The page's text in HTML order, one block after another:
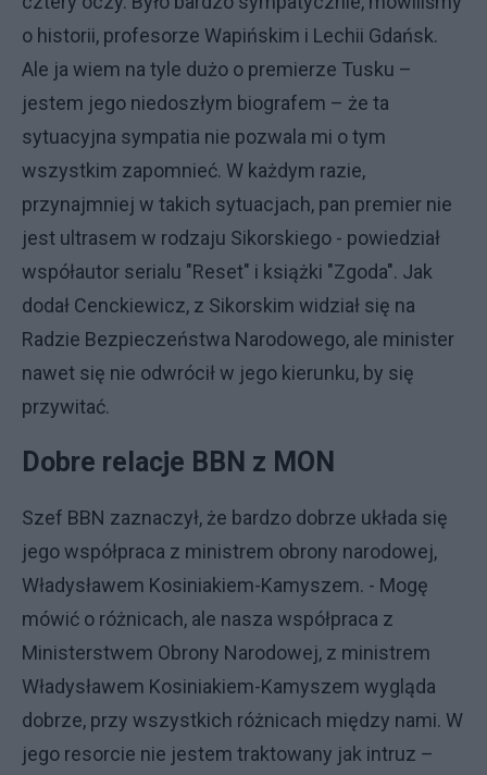
o historii, profesorze Wapińskim i Lechii Gdańsk.
Ale ja wiem na tyle dużo o premierze Tusku –
jestem jego niedoszłym biografem – że ta
sytuacyjna sympatia nie pozwala mi o tym
wszystkim zapomnieć. W każdym razie,
przynajmniej w takich sytuacjach, pan premier nie
jest ultrasem w rodzaju Sikorskiego - powiedział
współautor serialu "Reset" i książki "Zgoda". Jak
dodał Cenckiewicz, z Sikorskim widział się na
Radzie Bezpieczeństwa Narodowego, ale minister
nawet się nie odwrócił w jego kierunku, by się
przywitać.
Dobre relacje BBN z MON
Szef BBN zaznaczył, że bardzo dobrze układa się
jego współpraca z ministrem obrony narodowej,
Władysławem Kosiniakiem-Kamyszem. - Mogę
mówić o różnicach, ale nasza współpraca z
Ministerstwem Obrony Narodowej, z ministrem
Władysławem Kosiniakiem-Kamyszem wygląda
dobrze, przy wszystkich różnicach między nami. W
jego resorcie nie jestem traktowany jak intruz –